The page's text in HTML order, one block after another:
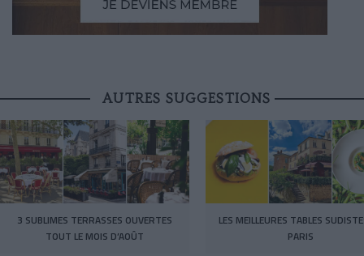
AUTRES SUGGESTIONS
3 SUBLIMES TERRASSES OUVERTES
TOUT LE MOIS D’AOÛT
LES MEILLEURES TABLES
PARIS